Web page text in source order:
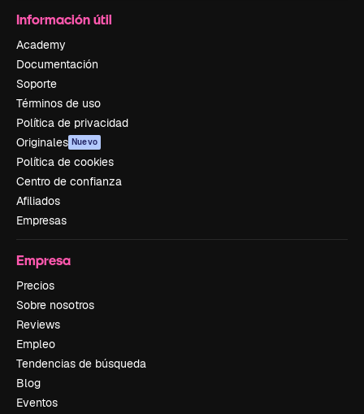
Información útil
Academy
Documentación
Soporte
Términos de uso
Política de privacidad
Originales Nuevo
Política de cookies
Centro de confianza
Afiliados
Empresas
Empresa
Precios
Sobre nosotros
Reviews
Empleo
Tendencias de búsqueda
Blog
Eventos